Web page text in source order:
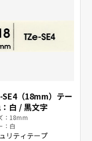
SE4（18mm）テー
白 / 黒文字
：18mm
：白
リティテープ